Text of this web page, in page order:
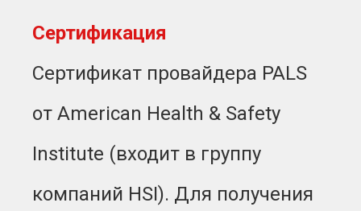
Сертификация
Cертификат провайдера PALS
от American Health & Safety
Institute (входит в группу
компаний HSI). Для получения